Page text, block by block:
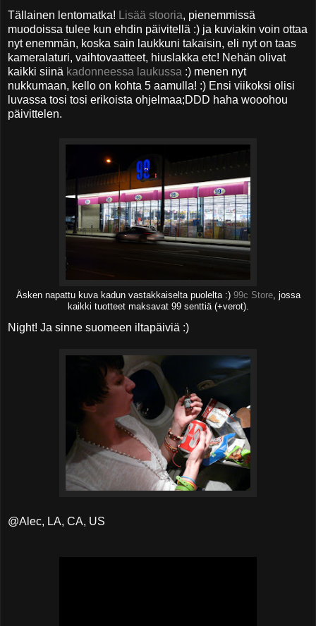
Tällainen lentomatka! Lisää stooria, pienemmissä
muodoissa tulee kun ehdin päivitellä :) ja kuviakin voin ottaa
nyt enemmän, koska sain laukkuni takaisin, eli nyt on taas
kameralaturi, vaihtovaatteet, hiuslakka etc! Nehän olivat
kaikki siinä kadonneessa laukussa :) menen nyt
nukkumaan, kello on kohta 5 aamulla! :) Ensi viikoksi olisi
luvassa tosi tosi erikoista ohjelmaa;DDD haha wooohou
päivittelen.
Äsken napattu kuva kadun vastakkaiselta puolelta :) 99c Store, jossa
kaikki tuotteet maksavat 99 senttiä (+verot).
Night! Ja sinne suomeen iltapäiviä :)
@Alec, LA, CA, US